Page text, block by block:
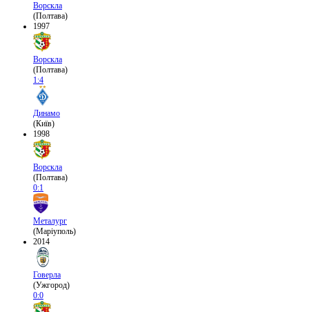
Ворскла
(Полтава)
1997
Ворскла
(Полтава)
1:4
Динамо
(Київ)
1998
Ворскла
(Полтава)
0:1
Металург
(Маріуполь)
2014
Говерла
(Ужгород)
0:0